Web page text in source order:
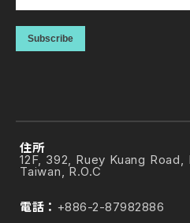
Subscribe
住所
12F, 392, Ruey Kuang Road,
Taiwan, R.O.C
電話： +886-2-87982886